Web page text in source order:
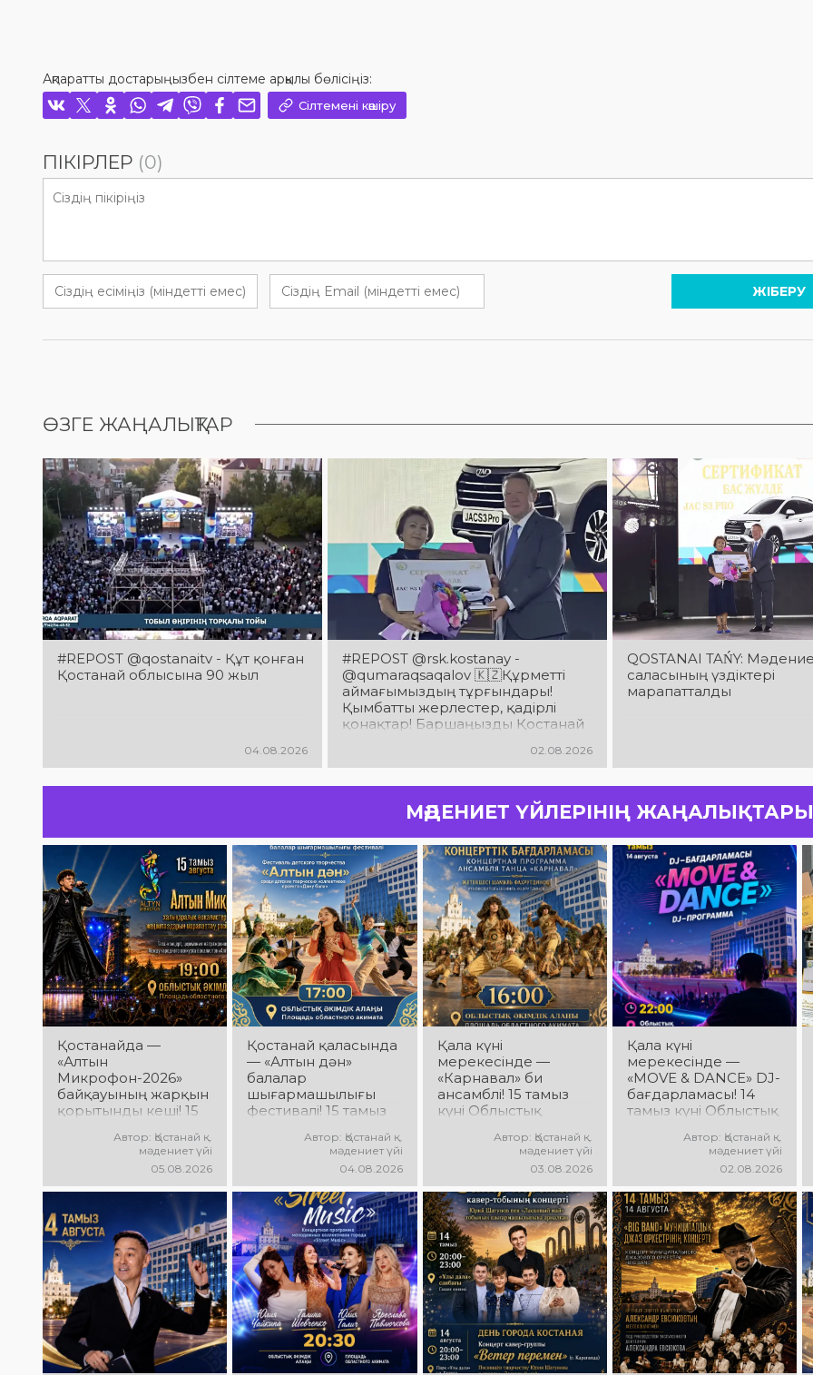
Ақпаратты достарыңызбен сілтеме арқылы бөлісіңіз:
Сілтемені көшіру
ПІКІРЛЕР (0)
ЖІБЕРУ
ӨЗГЕ ЖАҢАЛЫҚТАР
#REPOST @qostanaitv - Құт қонған
Қостанай облысына 90 жыл
04.08.2026
#REPOST @rsk.kostanay -
@qumaraqsaqalov 🇰🇿Құрметті
аймағымыздың тұрғындары!
Қымбатты жерлестер, қадірлі
қонақтар! Баршаңызды Қостанай
мерейтойымен шын жүректен
құттықтаймын!
02.08.2026
QOSTANAI TAŃY:
саласының үздіктері
марапатталды
МӘДЕНИЕТ ҮЙЛЕРІНІҢ ЖАҢАЛЫҚТАРЫ
Қостанайда —
«Алтын
Микрофон-2026»
байқауының жарқын
қорытынды кеші! 15
Халықаралық
вокалистер байқауы
жеңімпаздарын
марапаттау рәсімі
мен гала-концерт
өтеді! Сіздерді үздік
орындаушылардың
әсерлі өнері, жарқын
эмоциялар және
ерекше мерекелік
атмосфера күтеді!
Автор: Қостанай қ.
мәдениет үйі
05.08.2026
Қостанай қаласында
— «Алтын дән»
балалар
шығармашылығы
фестивалі! 15 тамыз
әкімдік алаңында
«Даму бала»
жобасының балалар
шығармашылық
ұжымдары
қатысатын «Алтын
дән» фестивалі өтеді!
Сіздерді жас
таланттардың
жарқын өнері, әсем
әндер, әсерлі билер
мен мерекелік көңіл
күй күтеді!
Автор: Қостанай қ.
мәдениет үйі
04.08.2026
Қала күні
мерекесінде —
«Карнавал» би
ансамблі! 15 тамыз
күні Облыстық
«Карнавал» би
ансамблінің
бағдарламасы өтеді!
Ансамбль жетекшісі
— Шамиль
Фахрутдинов.
Сіздерді әсерлі
хореографиялық
қойылымдар,
жарқын бейнелер,
қуатты ырғақ пен
мерекелік көңіл күй
күтеді!
Автор: Қостанай қ.
мәдениет үйі
03.08.2026
Қала күні
мерекесінде —
«MOVE & DANCE» DJ-
бағдарламасы! 14
тамыз күні Облыстық
мерекелік DJ-
бағдарлама өтеді!
Сіздерді заманауи
музыкалық хиттер,
би ырғағы, қуатты
энергия мен жарқын
эмоциялар күтеді!
Автор: Қостанай қ.
мәдениет үйі
02.08.2026